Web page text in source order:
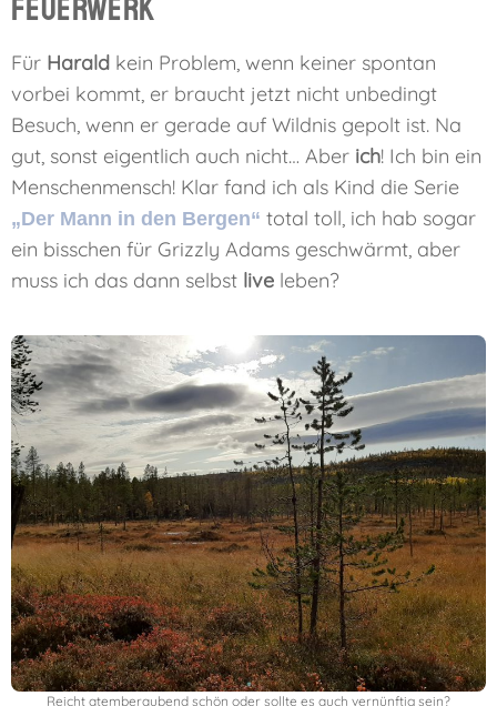
Feuerwerk
Für Harald kein Problem, wenn keiner spontan
vorbei kommt, er braucht jetzt nicht unbedingt
Besuch, wenn er gerade auf Wildnis gepolt ist. Na
gut, sonst eigentlich auch nicht… Aber ich! Ich bin ein
Menschenmensch! Klar fand ich als Kind die Serie
„Der Mann in den Bergen“ total toll, ich hab sogar
ein bisschen für Grizzly Adams geschwärmt, aber
muss ich das dann selbst live leben?
Reicht atemberaubend schön oder sollte es auch vernünftig sein?